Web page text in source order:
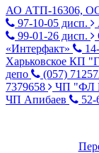
АО АТП-16306,
97-10-05 дисп.
99-01-26 дисп.
«Интерфакт»
Харьковское КП
депо
(057)
7379658
ЧП "ФЛ
ЧП Апибаев
52-